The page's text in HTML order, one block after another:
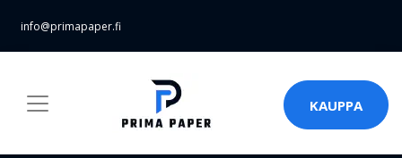
info@primapaper.fi
KAUPPA